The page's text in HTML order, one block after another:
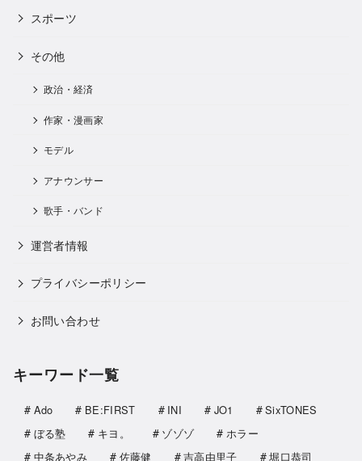
スポーツ
その他
政治・経済
作家・漫画家
モデル
アナウンサー
歌手・バンド
運営者情報
プライバシーポリシー
お問い合わせ
キーワード一覧
Ado BE:FIRST INI JO1
SixTONES
ぼる塾
キヨ。 ゾゾゾ
ホラー
中条あやみ
佐藤健 吉高由里子 堀口恭司